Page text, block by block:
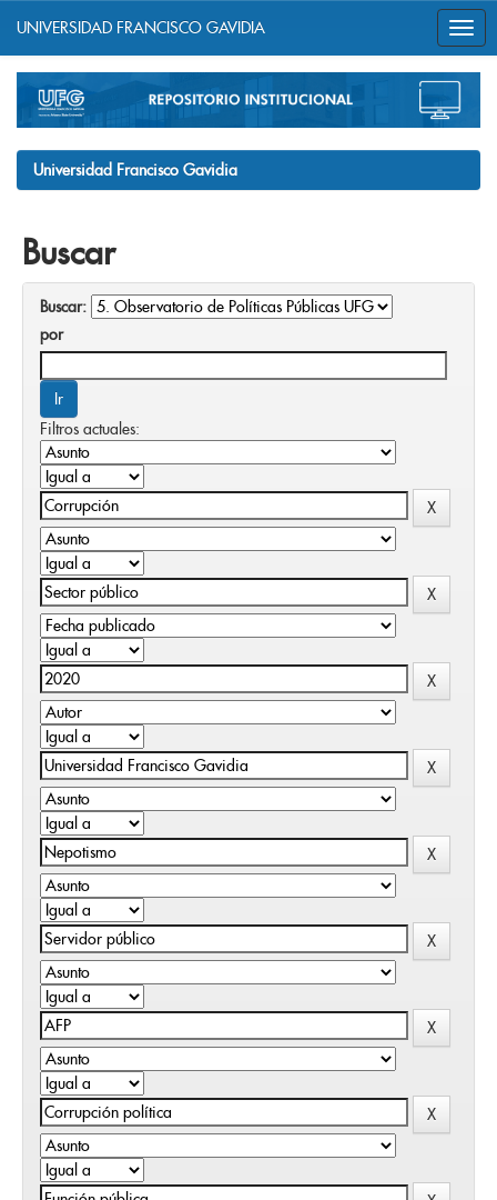
navigation
UNIVERSIDAD FRANCISCO GAVIDIA
Universidad Francisco Gavidia
Buscar
Buscar:
por
Filtros actuales: